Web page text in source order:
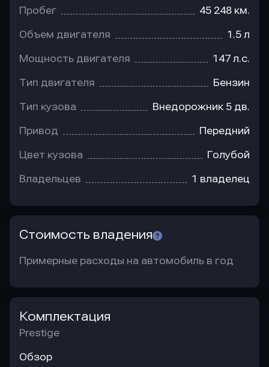
Пробег 45 248 км.
Объем двигателя 1.5 л
Мощность двигателя 147 л.с.
Тип двигателя Бензин
Тип кузова Внедорожник 5 дв.
Привод Передний
Цвет кузова Голубой
Владельцев 1 владелец
Стоимость владения
Примерные расходы на автомобиль в год
Комплектация
Prestige
Обзор